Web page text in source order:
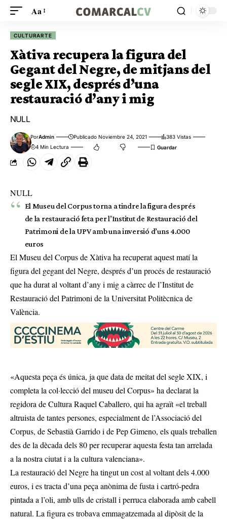
Aa
CULTURARTE
Xàtiva recupera la figura del
Gegant del Negre, de mitjans del
segle XIX, després d’una
restauració d’any i mig
NULL
PorAdmin Publicado Noviembre 24, 2021
383 Vistas
4 Min Lectura
NULL
El Museu del Corpus torna a tindre la figura després
de la restauració feta per l’Institut de Restauració del
Patrimoni de la UPV amb una inversió d’uns 4.000
euros
El Museu del Corpus de Xàtiva ha recuperat aquest matí la
figura del gegant del Negre, després d’un procés de restauració
que ha durat al voltant d’any i mig a càrrec de l’Institut de
Restauració del Patrimoni de la Universitat Politècnica de
València.
«Aquesta peça és única, ja que data de meitat del segle XIX, i
completa la col·lecció del museu del Corpus» ha declarat la
regidora de Cultura Raquel Caballero, qui ha agraït «el treball
altruista de tantes persones, especialment de l’Associació del
Corpus, de Sebastià Garrido i de Pep Gimeno, els quals treballen
des de la dècada dels 80 per recuperar aquesta festa tan arrelada
a la nostra ciutat i a la cultura valenciana».
La restauració del Negre ha tingut un cost al voltant dels 4.000
euros, i es tracta d’una peça anònima de fusta i cartró-pedra
pintada a l’oli, amb ulls de cristall i perruca elaborada amb cabell
natural. La figura es trobava emmagatzemada al dipòsit de la